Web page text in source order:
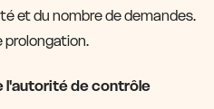
et du nombre de demandes.
prolongation.
l'autorité de contrôle